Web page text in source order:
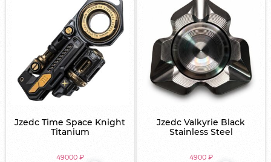
Jzedc Time Space Knight
Titanium
49000 ₽
Jzedc Valkyrie Black
Stainless Steel
4900 ₽